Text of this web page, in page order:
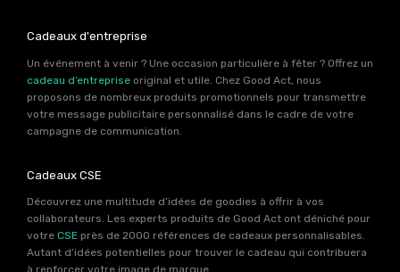
Cadeaux d'entreprise
Un événement à venir ? Une occasion particulière à fêter ? Offrez un
cadeau d’entreprise original et utile. Chez Good Act, nous
proposons de nombreux produits promotionnels pour transmettre
votre message publicitaire personnalisé dans le cadre de votre
campagne de communication.
Cadeaux CSE
Découvrez une multitude d’idées de goodies à offrir à vos
collaborateurs. Les experts produits de Good Act ont déniché pour
votre CSE près de 2000 références de cadeaux personnalisables.
Autant d’idées potentielles pour trouver le cadeau qui contribuera
à renforcer votre image de marque.